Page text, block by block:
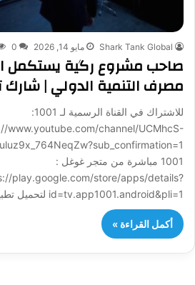
Shark Tank Global مايو 14, 2026 0
صاحب مشروع رگية يستكمل
مصرف التنمية الدولي | شارك
للاشتراك في القناة الرسمية لـ 1001:
www.youtube.com/channel/UCMhcS-
1001 مباشرة من متجر غوغل :
play.google.com/store/apps/details?
id=tv.app1001.android&pli=1 لتحميل تطبيق منصة…
أكمل القراءة »